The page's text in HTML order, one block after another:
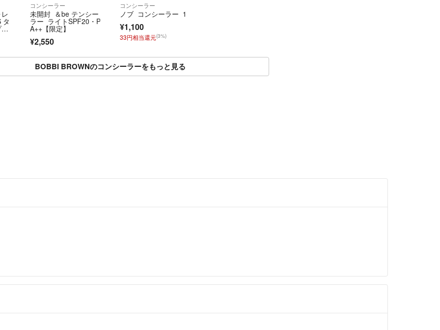
タ
コンシーラー
未開封 ＆be テンシー
ラー ライトSPF20・P
A++【限定】
¥2,550
コンシーラー
ノブ コンシーラー 1
¥1,100
33円相当還元(3%)
BOBBI BROWNのコンシーラーをもっと見る